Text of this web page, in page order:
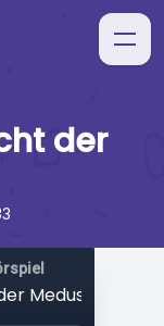
der
Medusa